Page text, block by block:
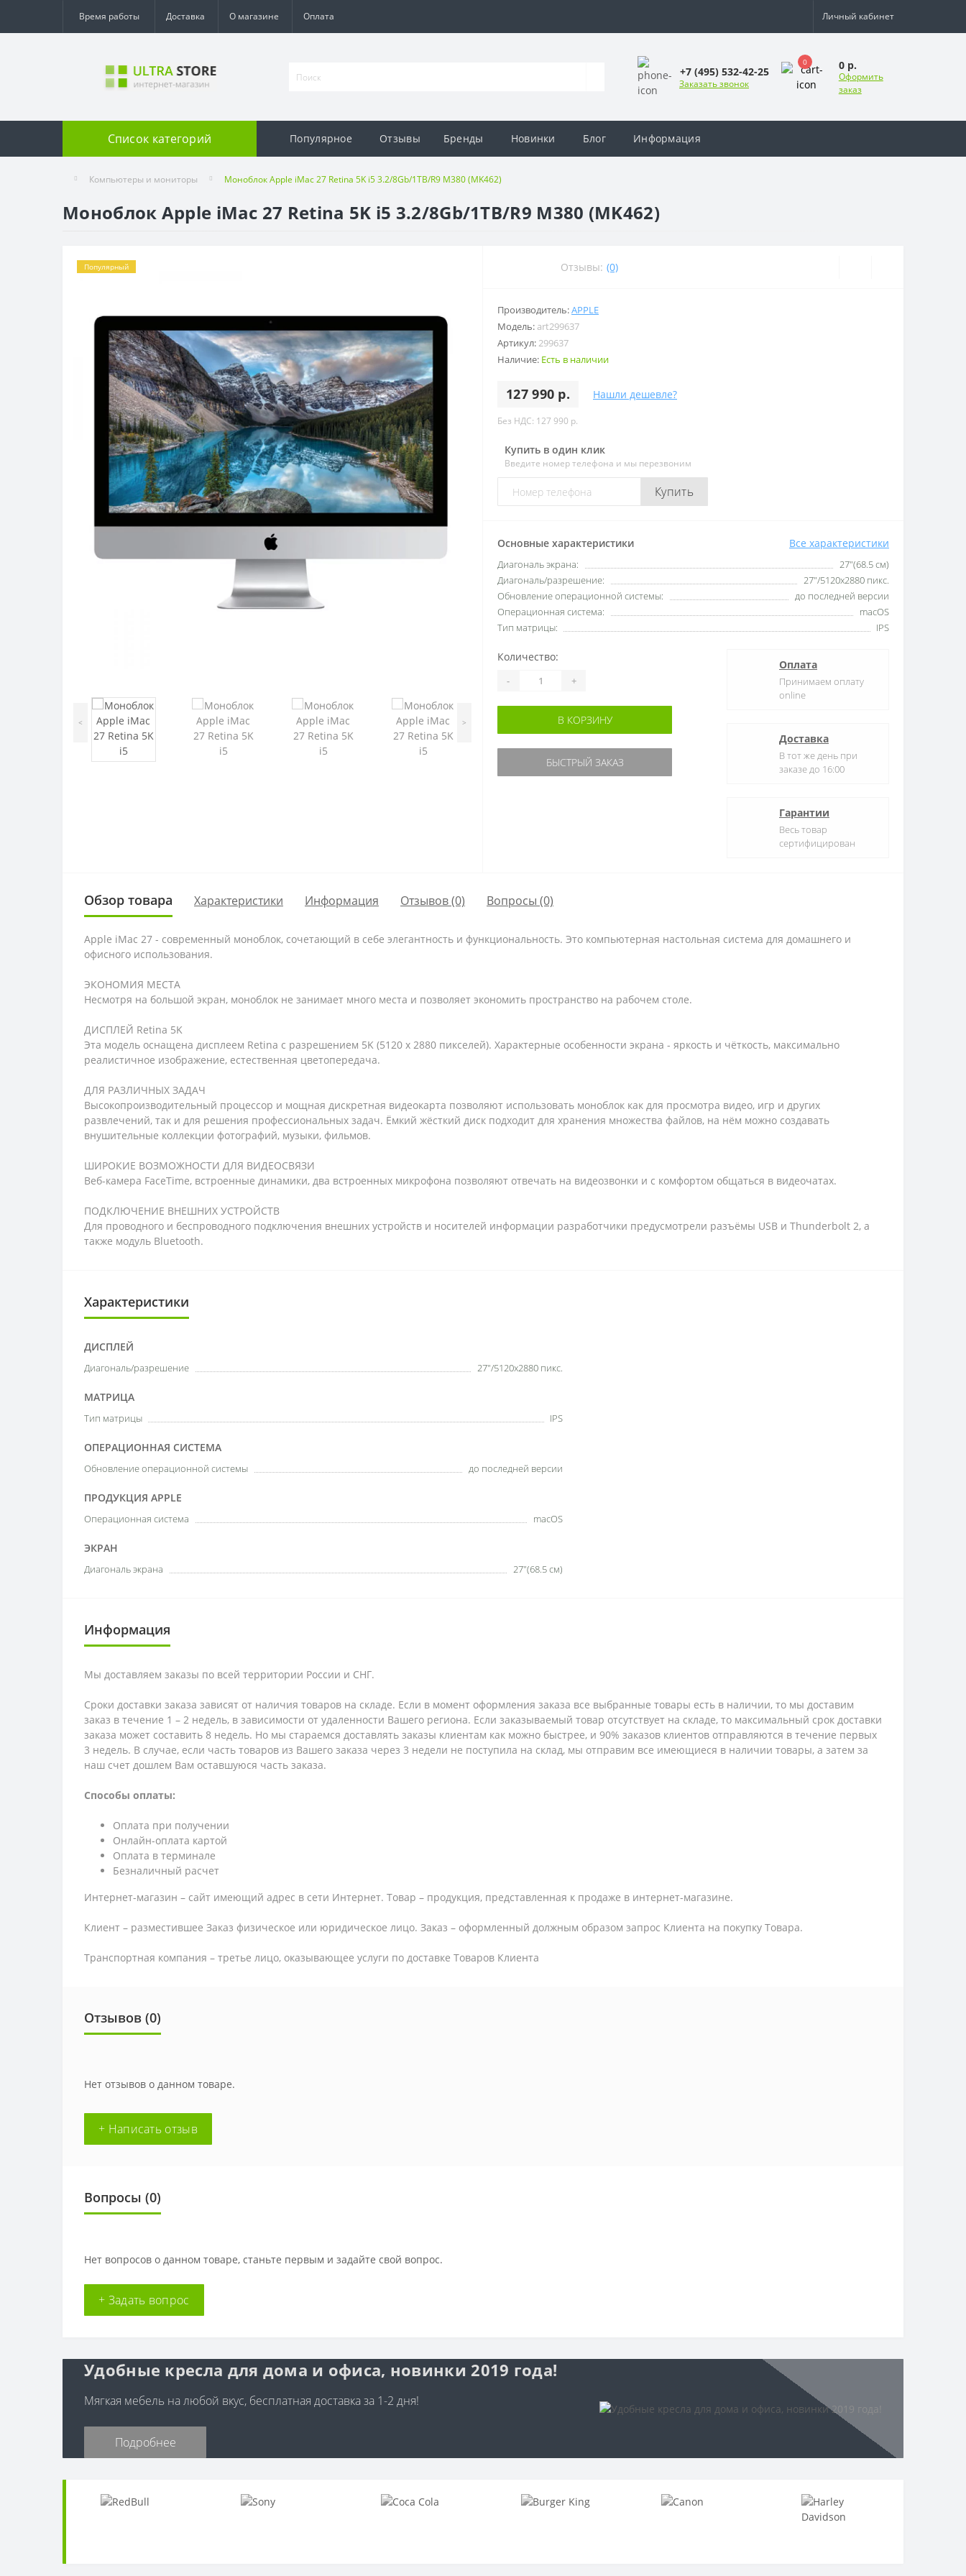
Время работы Доставка О магазине Оплата Личный кабинет
+7 (495) 532-42-25
Заказать звонок
0 0 р.
Оформить
заказ
Список категорий Популярное Отзывы Бренды Новинки Блог Информация
Компьютеры и мониторы Моноблок Apple iMac 27 Retina 5K i5 3.2/8Gb/1TB/R9 M380 (MK462)
Моноблок Apple iMac 27 Retina 5K i5 3.2/8Gb/1TB/R9 M380 (MK462)
Популярный
< >
Отзывы: (0)
Производитель:APPLE
Модель: art299637
Артикул:299637
Наличие: Есть в наличии
127 990 р. Нашли дешевле?
Без НДС: 127 990 р.
Купить в один клик
Введите номер телефона и мы перезвоним
Купить
Основные характеристики Все характеристики
Диагональ экрана:
27"(68.5 см)
Диагональ/разрешение:
27"/5120x2880 пикс.
Обновление операционной системы:
до последней версии
Операционная система:
macOS
Тип матрицы:
IPS
Количество:
- +
В КОРЗИНУ
БЫСТРЫЙ ЗАКАЗ
Оплата
Принимаем оплату
online
Доставка
В тот же день при
заказе до 16:00
Гарантии
Весь товар
сертифицирован
Обзор товара Характеристики Информация Отзывов (0) Вопросы (0)
Apple iMac 27 - современный моноблок, сочетающий в себе элегантность и функциональность. Это компьютерная настольная система для домашнего и
офисного использования.
ЭКОНОМИЯ МЕСТА
Несмотря на большой экран, моноблок не занимает много места и позволяет экономить пространство на рабочем столе.
ДИСПЛЕЙ Retina 5K
Эта модель оснащена дисплеем Retina с разрешением 5K (5120 x 2880 пикселей). Характерные особенности экрана - яркость и чёткость, максимально
реалистичное изображение, естественная цветопередача.
ДЛЯ РАЗЛИЧНЫХ ЗАДАЧ
Высокопроизводительный процессор и мощная дискретная видеокарта позволяют использовать моноблок как для просмотра видео, игр и других
развлечений, так и для решения профессиональных задач. Ёмкий жёсткий диск подходит для хранения множества файлов, на нём можно создавать
внушительные коллекции фотографий, музыки, фильмов.
ШИРОКИЕ ВОЗМОЖНОСТИ ДЛЯ ВИДЕОСВЯЗИ
Веб-камера FaceTime, встроенные динамики, два встроенных микрофона позволяют отвечать на видеозвонки и с комфортом общаться в видеочатах.
ПОДКЛЮЧЕНИЕ ВНЕШНИХ УСТРОЙСТВ
Для проводного и беспроводного подключения внешних устройств и носителей информации разработчики предусмотрели разъёмы USB и Thunderbolt 2, а
также модуль Bluetooth.
Характеристики
ДИСПЛЕЙ
Диагональ/разрешение 27"/5120x2880 пикс.
МАТРИЦА
Тип матрицы IPS
ОПЕРАЦИОННАЯ СИСТЕМА
Обновление операционной системы до последней версии
ПРОДУКЦИЯ APPLE
Операционная система macOS
ЭКРАН
Диагональ экрана 27"(68.5 см)
Информация
Мы доставляем заказы по всей территории России и СНГ.
Сроки доставки заказа зависят от наличия товаров на складе. Если в момент оформления заказа все выбранные товары есть в наличии, то мы доставим
заказ в течение 1 – 2 недель, в зависимости от удаленности Вашего региона. Если заказываемый товар отсутствует на складе, то максимальный срок доставки
заказа может составить 8 недель. Но мы стараемся доставлять заказы клиентам как можно быстрее, и 90% заказов клиентов отправляются в течение первых
3 недель. В случае, если часть товаров из Вашего заказа через 3 недели не поступила на склад, мы отправим все имеющиеся в наличии товары, а затем за
наш счет дошлем Вам оставшуюся часть заказа.
Способы оплаты:
Оплата при получении
Онлайн-оплата картой
Оплата в терминале
Безналичный расчет
Интернет-магазин – сайт имеющий адрес в сети Интернет. Товар – продукция, представленная к продаже в интернет-магазине.
Клиент – разместившее Заказ физическое или юридическое лицо. Заказ – оформленный должным образом запрос Клиента на покупку Товара.
Транспортная компания – третье лицо, оказывающее услуги по доставке Товаров Клиента
Отзывов (0)
Нет отзывов о данном товаре.
+ Написать отзыв
Вопросы (0)
Нет вопросов о данном товаре, станьте первым и задайте свой вопрос.
+ Задать вопрос
Удобные кресла для дома и офиса, новинки 2019 года!
Мягкая мебель на любой вкус, бесплатная доставка за 1-2 дня!
Подробнее